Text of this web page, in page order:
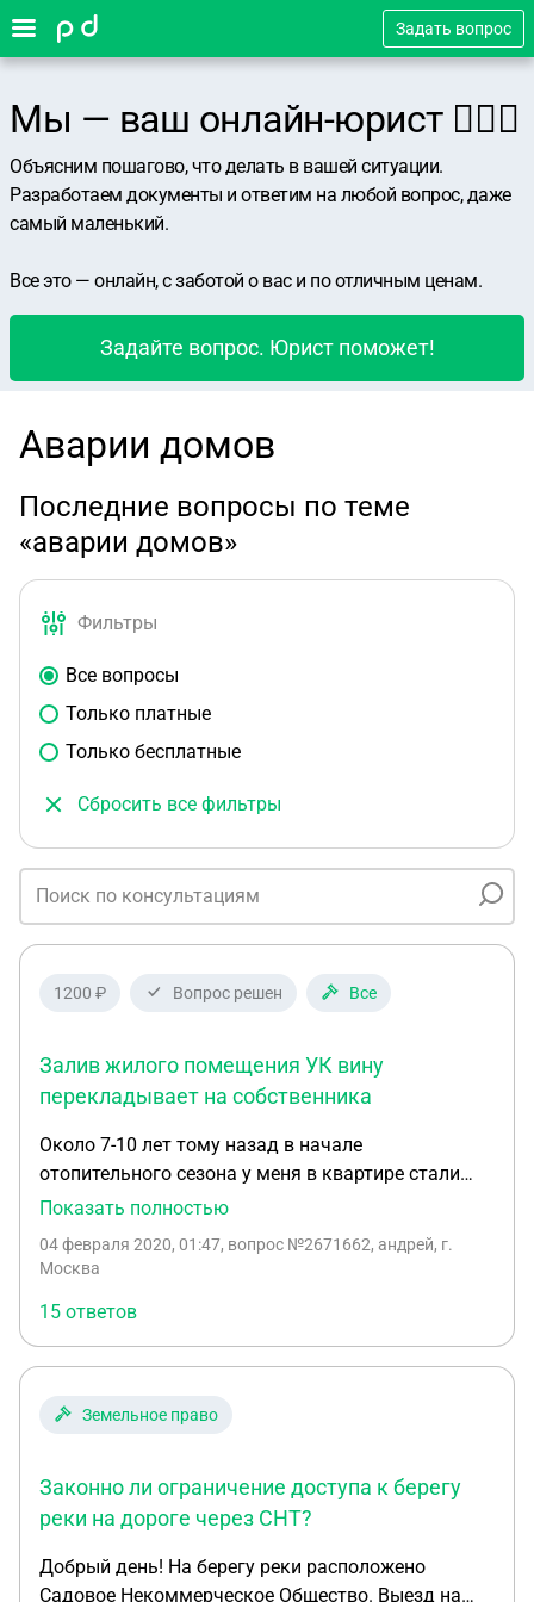
Задать вопрос
Мы — ваш онлайн-юрист 👨🏻‍⚖️
Объясним пошагово, что делать в вашей ситуации.
Разработаем документы и ответим на любой вопрос, даже
самый маленький.
Все это — онлайн, с заботой о вас и по отличным ценам.
Задайте вопрос. Юрист поможет!
Аварии домов
Последние вопросы по теме
«аварии домов»
Фильтры
Все вопросы
Только платные
Только бесплатные
Сбросить все фильтры
1200 ₽ Вопрос решен Все
Залив жилого помещения УК вину
перекладывает на собственника
Около 7-10 лет тому назад в начале
отопительного сезона у меня в квартире стали
подтекать соединения к чугунной батарее и к
из УК сантехники для устранения неисправностей
водоразборный кран для сгона воздуха .Все
работы проводились по заявке телефонной
,оплаты не производилось документы ни какие не
были нам оставлены.Ночью 30.012020г в 4-00
произошла авария развалилось соединение
служба.Аварийной службой была остановлена
течь с помощью врезки нового шарового крана в
при жильцах отказались составлять это не их
Показать полностью
04 февраля 2020, 01:47, вопрос №2671662, андрей, г.
Москва
15 ответов
Земельное право
Законно ли ограничение доступа к берегу
реки на дороге через СНТ?
Добрый день! На берегу реки расположено
Садовое Некоммерческое Общество. Выезд на